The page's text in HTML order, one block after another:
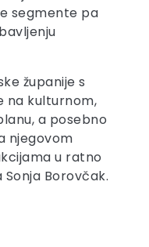
segmente pa
županije s
na kulturnom,
a posebno
njegovom
u ratno
Sonja Borovčak.